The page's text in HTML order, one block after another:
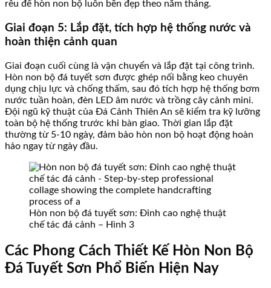
rêu để hòn non bộ luôn bền đẹp theo năm tháng.
Giai đoạn 5: Lắp đặt, tích hợp hệ thống nước và
hoàn thiện cảnh quan
Giai đoạn cuối cùng là vận chuyển và lắp đặt tại công trình.
Hòn non bộ đá tuyết sơn được ghép nối bằng keo chuyên
dụng chịu lực và chống thấm, sau đó tích hợp hệ thống bơm
nước tuần hoàn, đèn LED âm nước và trồng cây cảnh mini.
Đội ngũ kỹ thuật của Đá Cảnh Thiên An sẽ kiểm tra kỹ lưỡng
toàn bộ hệ thống trước khi bàn giao. Thời gian lắp đặt
thường từ 5-10 ngày, đảm bảo hòn non bộ hoạt động hoàn
hảo ngay từ ngày đầu.
Hòn non bộ đá tuyết sơn: Đỉnh cao nghệ thuật
chế tác đá cảnh – Hình 3
Các Phong Cách Thiết Kế Hòn Non Bộ
Đá Tuyết Sơn Phổ Biến Hiện Nay